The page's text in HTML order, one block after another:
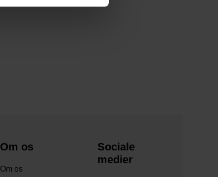
Om os
Om os
Sociale
medier